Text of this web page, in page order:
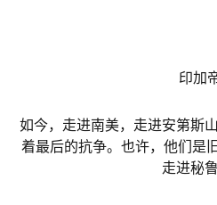
印加
如今，走进南美，走进安第斯
着最后的抗争。也许，他们是
走进秘